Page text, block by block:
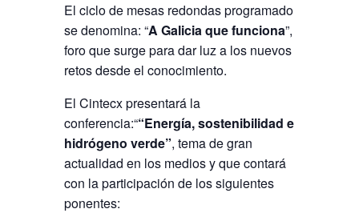
El ciclo de mesas redondas programado
se denomina: “A Galicia que funciona”,
foro que surge para dar luz a los nuevos
retos desde el conocimiento.
El Cintecx presentará la
conferencia:““Energía, sostenibilidad e
hidrógeno verde”, tema de gran
actualidad en los medios y que contará
con la participación de los siguientes
ponentes: